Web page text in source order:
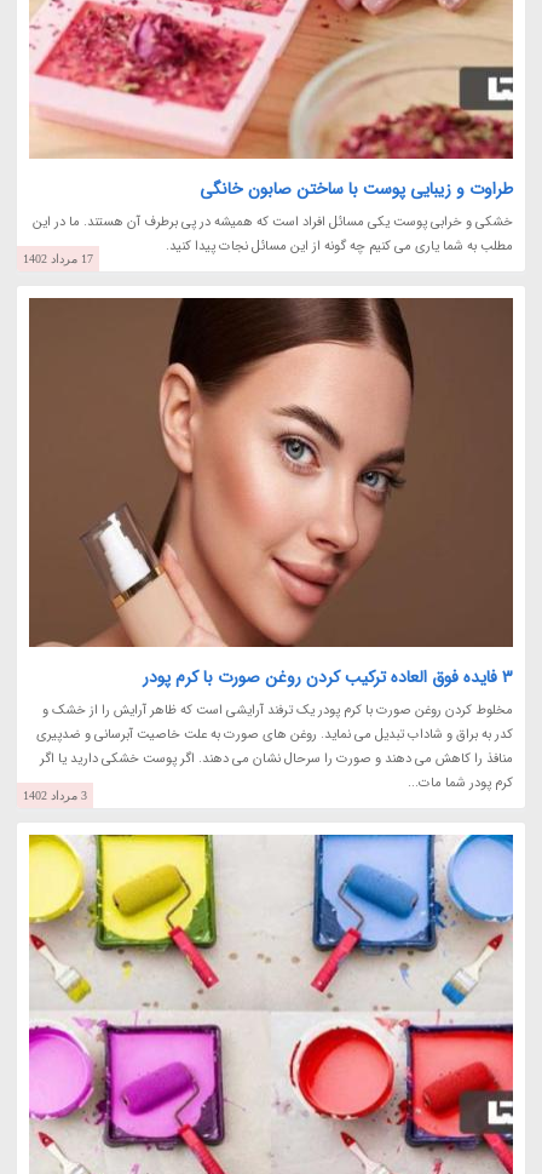
طراوت و زیبایی پوست با ساختن صابون خانگی
خشکی و خرابی پوست یکی مسائل افراد است که همیشه در پی برطرف آن هستند. ما در این
مطلب به شما یاری می کنیم چه گونه از این مسائل نجات پیدا کنید.
17 مرداد 1402
3 فایده فوق العاده ترکیب کردن روغن صورت با کرم پودر
مخلوط کردن روغن صورت با کرم پودر یک ترفند آرایشی است که ظاهر آرایش را از خشک و
کدر به براق و شاداب تبدیل می نماید. روغن های صورت به علت خاصیت آبرسانی و ضدپیری
منافذ را کاهش می دهند و صورت را سرحال نشان می دهند. اگر پوست خشکی دارید یا اگر
کرم پودر شما مات...
3 مرداد 1402